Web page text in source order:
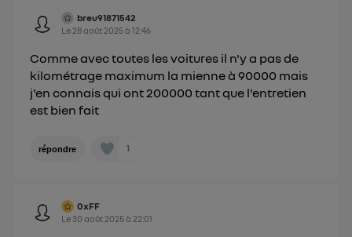
breu91871542
Le 28 août 2025à12:46
Comme avec toutes les voitures il n'y a pas de
kilométrage maximum la mienne à 90000 mais
j'en connais qui ont 200000 tant que l'entretien
est bien fait
répondre 1
0xFF
Le 30 août 2025à 22:01